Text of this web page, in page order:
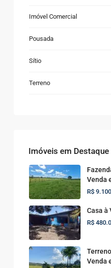
Imóvel Comercial
Pousada
Sítio
Terreno
Imóveis em Destaque
Venda
R$
Casa à
R$
Venda